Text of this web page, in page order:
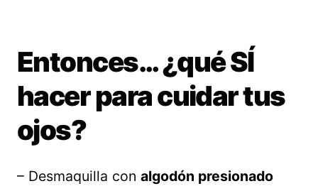
Entonces… ¿qué SÍ
hacer para cuidar tus
ojos?
– Desmaquilla con algodón presionado